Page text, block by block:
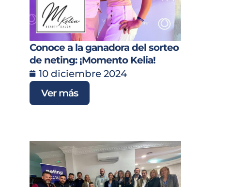
Conoce a la ganadora del sorteo
de neting: ¡Momento Kelia!
10 diciembre 2024
Ver más